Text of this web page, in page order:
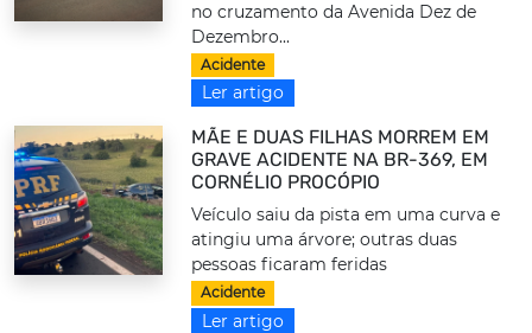
no cruzamento da Avenida Dez de
Dezembro...
Acidente
Ler artigo
MÃE E DUAS FILHAS MORREM EM
GRAVE ACIDENTE NA BR-369, EM
CORNÉLIO PROCÓPIO
Veículo saiu da pista em uma curva e
atingiu uma árvore; outras duas
pessoas ficaram feridas
Acidente
Ler artigo